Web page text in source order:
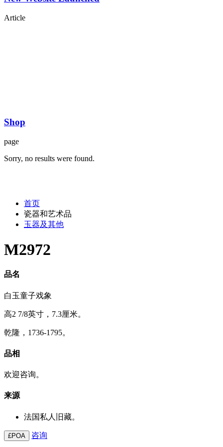
Article
Shop
page
Sorry, no results were found.
首页
瓷器和艺术品
玉器及其他
M2972
品名
白玉童子戏象
高2 7/8英寸，7.3厘米。
乾隆，1736-1795。
品相
欢迎咨询。
来源
法国私人旧藏。
£POA 咨询